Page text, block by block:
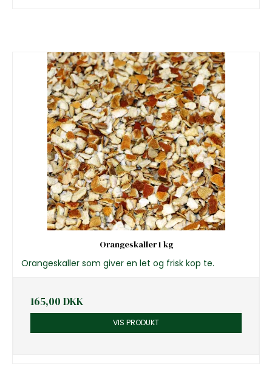
Orangeskaller 1 kg
Orangeskaller som giver en let og frisk kop te.
165,00 DKK
VIS PRODUKT